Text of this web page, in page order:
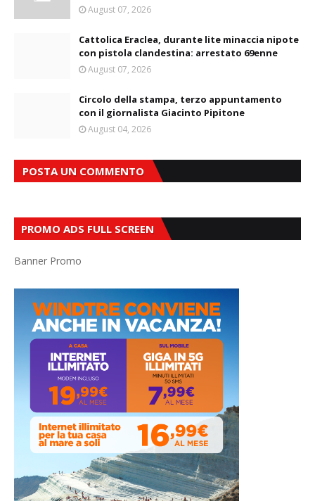
August 07, 2026
Cattolica Eraclea, durante lite minaccia nipote
con pistola clandestina: arrestato 69enne
August 07, 2026
Circolo della stampa, terzo appuntamento
con il giornalista Giacinto Pipitone
August 04, 2026
POSTA UN COMMENTO
PROMO ADS FULL SCREEN
Banner Promo